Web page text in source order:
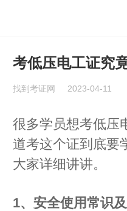
考低压电工证究
找到考证网 2023-04-11
很多学员想考低压
道考这个证到底要
大家详细讲讲。
1、安全使用常识